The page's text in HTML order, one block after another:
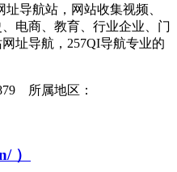
导航站，网站收集视频、
电商、教育、行业企业、门
址导航，257QI导航专业的
所属地区：
）